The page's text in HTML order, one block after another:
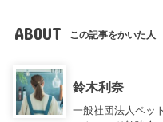
ABOUT この記事をかいた人
鈴木利奈
一般社団法人ペッ